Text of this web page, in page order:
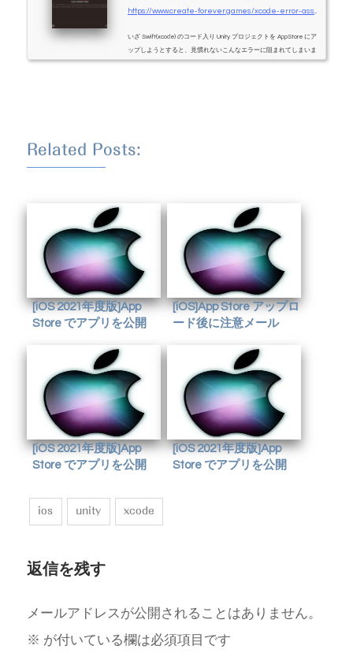
いざ Swift(xcode) のコード入り Unity プロジェクトを AppStore にア
ップしようとすると、見慣れないこんなエラーに阻まれてしまいま
す。この回避策を紹介します。Unity2021.3 の情報なので、他のバー
Related Posts:
[iOS 2021年度版]App
Store でアプリを公開
[iOS]App Store アップロ
ード後に注意メール
Push Notification
Entitlement
[iOS 2021年度版]App
Store でアプリを公開
ドテスト)
[iOS 2021年度版]App
Store でアプリを公開
ios unity xcode
返信を残す
メールアドレスが公開されることはありません。
※ が付いている欄は必須項目です